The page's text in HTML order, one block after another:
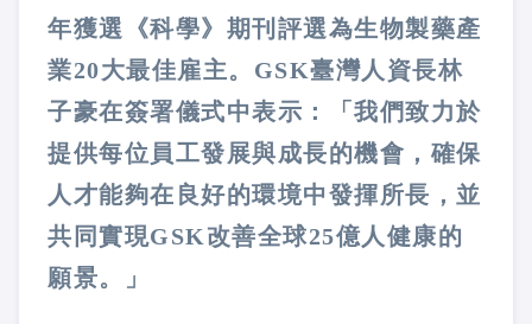
年獲選《科學》期刊評選為生物製藥產
業20大最佳雇主。GSK臺灣人資長林
子豪在簽署儀式中表示：「我們致力於
提供每位員工發展與成長的機會，確保
人才能夠在良好的環境中發揮所長，並
共同實現GSK改善全球25億人健康的
願景。」